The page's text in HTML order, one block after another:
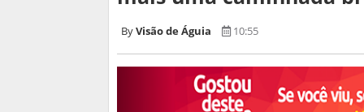
Visão de Águia 10:55